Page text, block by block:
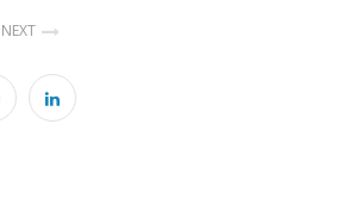
NEXT